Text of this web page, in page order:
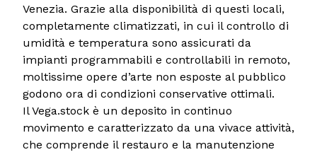
Venezia. Grazie alla disponibilità di questi locali,
completamente climatizzati, in cui il controllo di
umidità e temperatura sono assicurati da
impianti programmabili e controllabili in remoto,
moltissime opere d’arte non esposte al pubblico
godono ora di condizioni conservative ottimali.
Il Vega.stock è un deposito in continuo
movimento e caratterizzato da una vivace attività,
che comprende il restauro e la manutenzione